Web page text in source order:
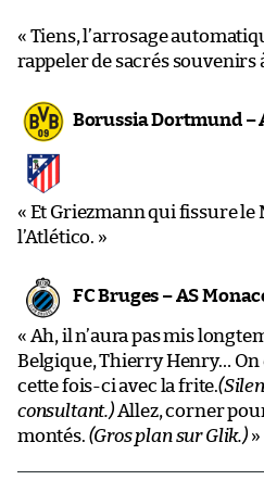
« Tiens, l’arrosage
rappeler de sacrés souvenirs
Borussia Dortmund –
« Et Griezmann qui fissure
l’Atlético. »
FC Bruges – AS
« Ah, il n’aura pas mis
Belgique, Thierry Henry… On
cette fois-ci avec la frite.
consultant.)Allez, corner pour
montés. (Gros plan sur Glik.)»